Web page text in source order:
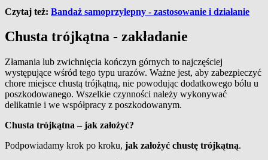
Czytaj też: Bandaż samoprzylepny - zastosowanie i działanie
Chusta trójkątna - zakładanie
Złamania lub zwichnięcia kończyn górnych to najczęściej
występujące wśród tego typu urazów. Ważne jest, aby zabezpieczyć
chore miejsce chustą trójkątną, nie powodując dodatkowego bólu u
poszkodowanego. Wszelkie czynności należy wykonywać
delikatnie i we współpracy z poszkodowanym.
Chusta trójkątna – jak założyć?
Podpowiadamy krok po kroku, jak założyć chustę trójkątną.